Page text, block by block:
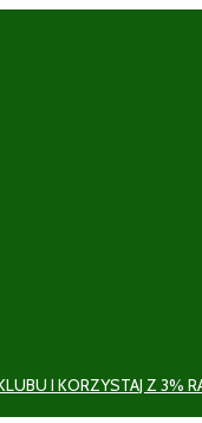
I KORZYSTAJ Z 3%